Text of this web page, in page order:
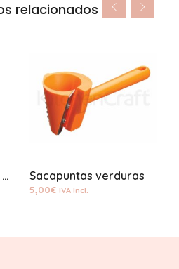
relacionados
Set/2 biberones mini con boquilla Sacapuntas verduras
5,00€ IVA Incl.